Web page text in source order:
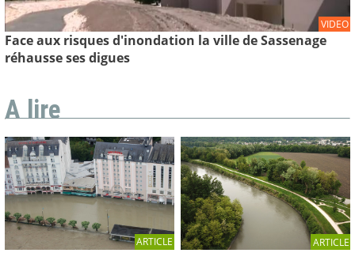
VIDEO
Face aux risques d'inondation la ville de Sassenage
réhausse ses digues
A lire
ARTICLE ARTICLE